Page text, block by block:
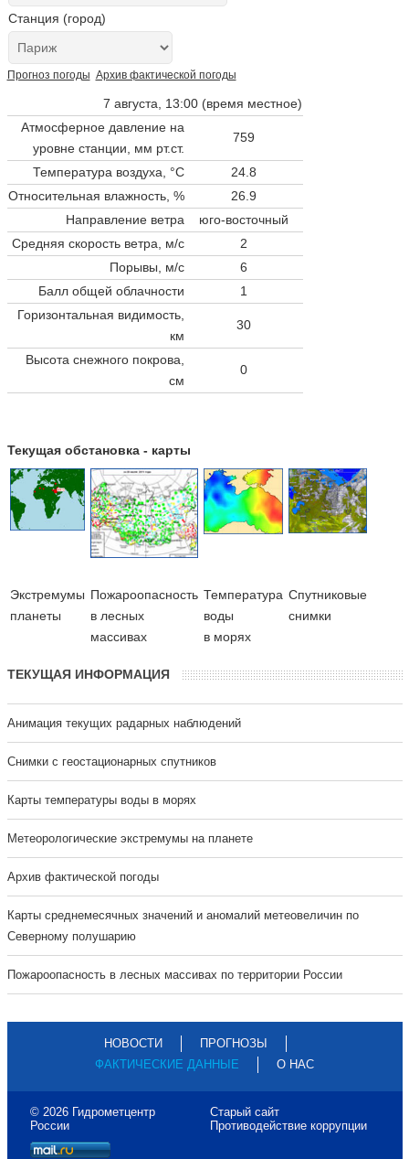
Станция (город)
Прогноз погоды Архив фактической погоды
7 августа, 13:00 (время местное)
Атмосферное давление на
уровне станции, мм рт.ст.
759
Температура воздуха, °C
24.8
Относительная влажность, %
26.9
Направление ветра
юго-восточный
Средняя скорость ветра, м/с
2
Порывы, м/с
6
Балл общей облачности
1
Горизонтальная видимость,
км
30
Высота снежного покрова,
см
0
Текущая обстановка - карты
Экстремумы
планеты
Пожароопасность
в лесных
массивах
Температура
воды
в морях
Cпутниковые
снимки
ТЕКУЩАЯ ИНФОРМАЦИЯ
Анимация текущих радарных наблюдений
Cнимки с геостационарных спутников
Карты температуры воды в морях
Метеорологические экстремумы на планете
Архив фактической погоды
Карты среднемесячных значений и аномалий метеовеличин по
Северному полушарию
Пожароопасность в лесных массивах по территории России
НОВОСТИ
ПРОГНОЗЫ
ФАКТИЧЕСКИЕ ДАННЫЕ
О НАС
© 2026 Гидрометцентр
России
Старый сайт
Противодействие коррупции